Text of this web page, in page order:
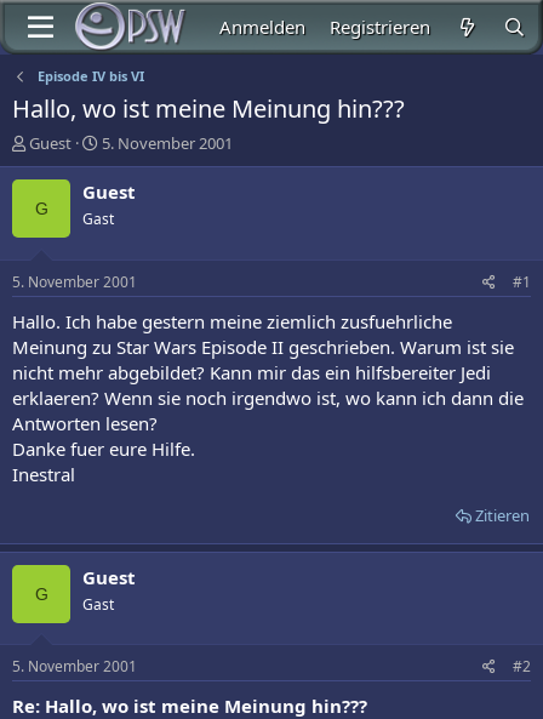
Anmelden Registrieren
Episode IV bis VI
Hallo, wo ist meine Meinung hin???
E
r
s
l
e
r
Guest
E
r
s
e
t
a
5. November 2001
G
Guest
Gast
5. November 2001 #1
Hallo. Ich habe gestern meine ziemlich zusfuehrliche
Meinung zu Star Wars Episode II geschrieben. Warum ist sie
nicht mehr abgebildet? Kann mir das ein hilfsbereiter Jedi
erklaeren? Wenn sie noch irgendwo ist, wo kann ich dann die
Antworten lesen?
Danke fuer eure Hilfe.
Inestral
Zitieren
G
Guest
Gast
5. November 2001 #2
Re: Hallo, wo ist meine Meinung hin???